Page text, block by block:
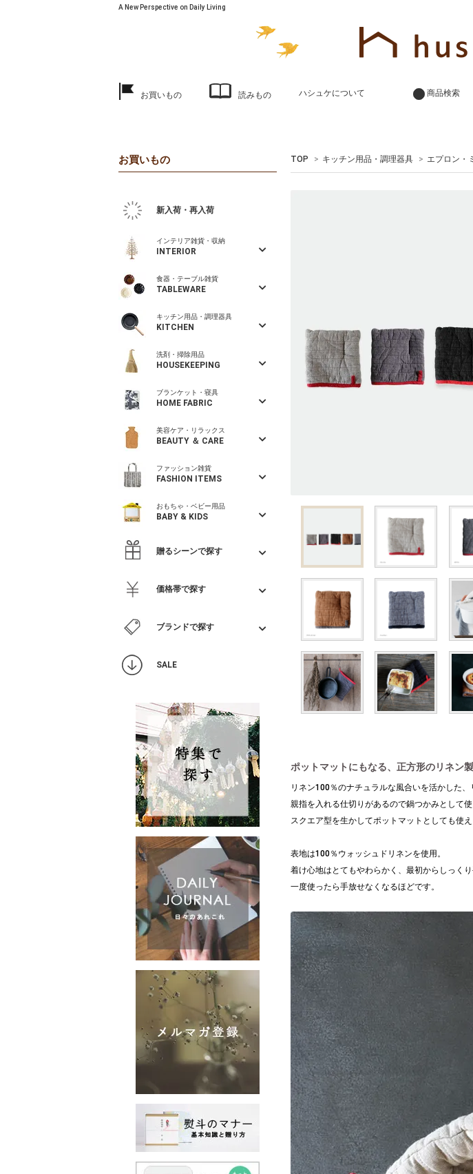
A New Perspective on Daily Living
お買いもの 読みもの ハシュケについて 商品検索
TOP > キッチン用品・調理器具 > エプロン・
ポットマットにもなる、正方形のリネン
リネン100％のナチュラルな風合いを活かした
親指を入れる仕切りがあるので鍋つかみとして使
スクエア型を生かしてポットマットとしても使え
表地は100％ウォッシュドリネンを使用。
着け心地はとてもやわらかく、最初からしっくり
一度使ったら手放せなくなるほどです。
お買いもの
新入荷・再入荷
インテリア雑貨・収納
INTERIOR
食器・テーブル雑貨
TABLEWARE
キッチン用品・調理器具
KITCHEN
洗剤・掃除用品
HOUSEKEEPING
ブランケット・寝具
HOME FABRIC
美容ケア・リラックス
BEAUTY ＆ CARE
ファッション雑貨
FASHION ITEMS
おもちゃ・ベビー用品
BABY & KIDS
贈るシーンで探す
価格帯で探す
ブランドで探す
SALE